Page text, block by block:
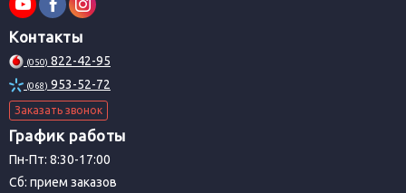
Контакты
(050) 822-42-95
(068) 953-52-72
Заказать звонок
График работы
Пн-Пт: 8:30-17:00
Сб: прием заказов